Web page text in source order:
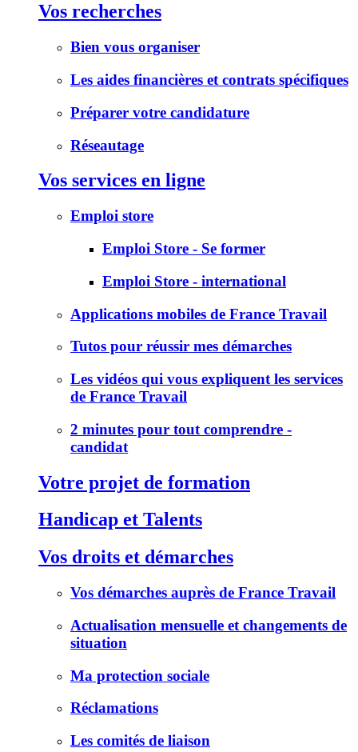
Vos recherches
Bien vous organiser
Les aides financières et contrats spécifiques
Préparer votre candidature
Réseautage
Vos services en ligne
Emploi store
Emploi Store - Se former
Emploi Store - international
Applications mobiles de France Travail
Tutos pour réussir mes démarches
Les vidéos qui vous expliquent les services
de France Travail
2 minutes pour tout comprendre -
candidat
Votre projet de formation
Handicap et Talents
Vos droits et démarches
Vos démarches auprès de France Travail
Actualisation mensuelle et changements de
situation
Ma protection sociale
Réclamations
Les comités de liaison